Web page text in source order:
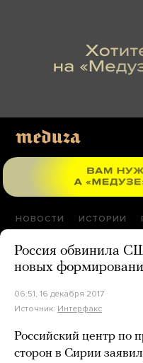
НОВОСТИ ИСТОРИИ
Россия обвинила
новых
06:51, 16 декабря 2017
Источник: Интерфакс
Российский центр
сторон в Сирии